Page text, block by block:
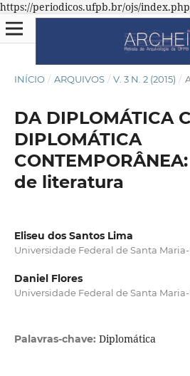
https://periodicos.ufpb.br/ojs/
INÍCIO / ARQUIVOS / V. 3 N. 2 (2015) /
DA DIPLOMÁTICA
DIPLOMÁTICA
de literatura
Eliseu dos Santos Lima
Universidade Federal de Santa Maria-
Daniel Flores
Universidade Federal de Santa Maria-
Palavras-chave: Diplomática